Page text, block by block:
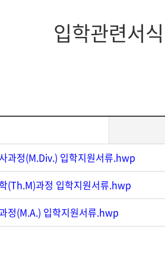
입학관련서식
과정(M.Div.) 입학지원서류.hwp
(Th.M)과정 입학지원서류.hwp
정(M.A.) 입학지원서류.hwp